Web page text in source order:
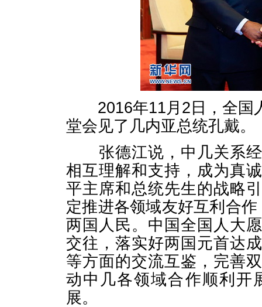
2016年11月2日，全国
堂会见了几内亚总统孔戴。
张德江说，中几关系经
相互理解和支持，成为真
平主席和总统先生的战略
定推进各领域友好互利合
两国人民。中国全国人大
交往，落实好两国元首达
等方面的交流互鉴，完善
动中几各领域合作顺利开
展。